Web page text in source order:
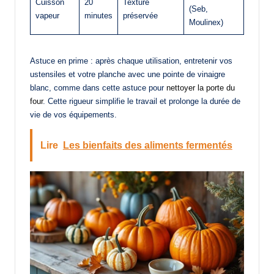
Cuisson
vapeur
20
minutes
Texture
préservée
(Seb,
Moulinex)
Astuce en prime : après chaque utilisation, entretenir vos
ustensiles et votre planche avec une pointe de vinaigre
blanc, comme dans cette astuce pour nettoyer la porte du
four. Cette rigueur simplifie le travail et prolonge la durée de
vie de vos équipements.
Lire Les bienfaits des aliments fermentés